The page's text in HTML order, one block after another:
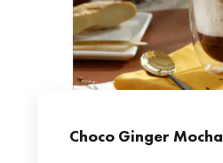
Choco Ginger Mocha